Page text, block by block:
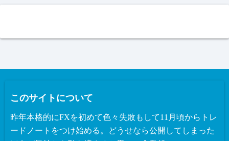
このサイトについて
昨年本格的にFXを初めて色々失敗もして11月頃からトレ
ードノートをつけ始める。どうせなら公開してしまった